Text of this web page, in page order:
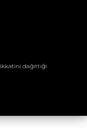
dağıttığı